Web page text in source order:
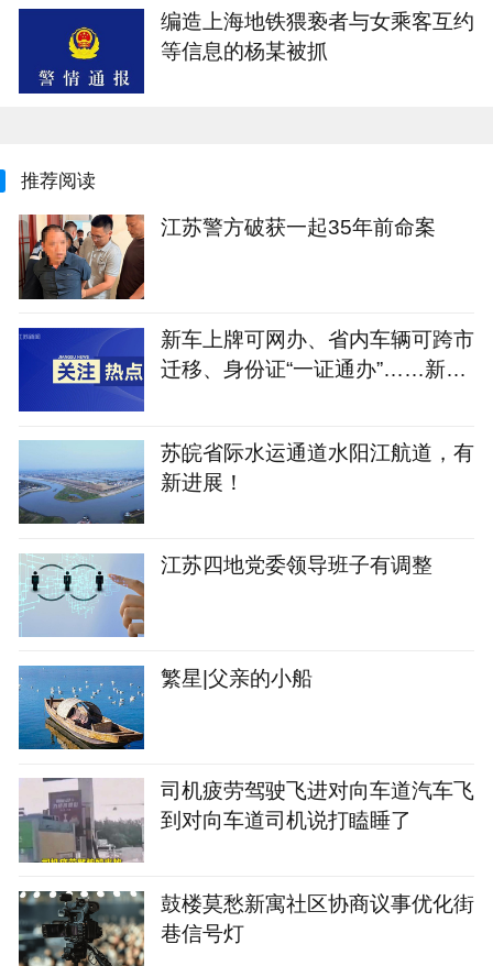
编造上海地铁猥亵者与女乘客互约
等信息的杨某被抓
推荐阅读
江苏警方破获一起35年前命案
新车上牌可网办、省内车辆可跨市
迁移、身份证“一证通办”……新修
苏皖省际水运通道水阳江航道，有
新进展！
江苏四地党委领导班子有调整
繁星|父亲的小船
司机疲劳驾驶飞进对向车道汽车飞
到对向车道司机说打瞌睡了
鼓楼莫愁新寓社区协商议事优化街
巷信号灯